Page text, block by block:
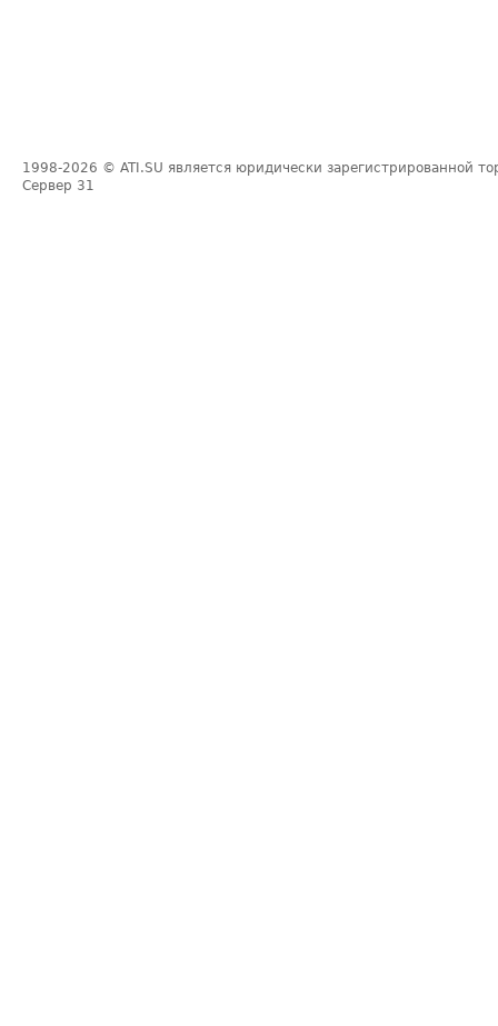
1998-2026 © ATI.SU является юридически зарегистрированной
Сервер 31